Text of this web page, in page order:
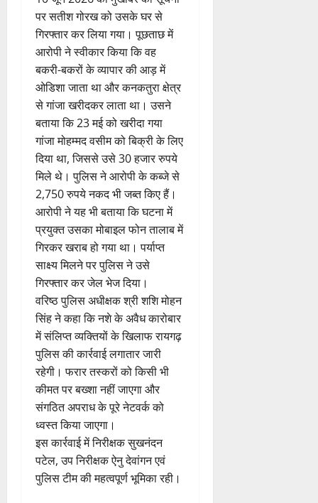
पर सतीश गोरख को उसके घर से
गिरफ्तार कर लिया गया। पूछताछ में
आरोपी ने स्वीकार किया कि वह
बकरी-बकरों के व्यापार की आड़ में
ओडिशा जाता था और कनकतुरा क्षेत्र
से गांजा खरीदकर लाता था। उसने
बताया कि 23 मई को खरीदा गया
गांजा मोहम्मद वसीम को बिक्री के लिए
दिया था, जिससे उसे 30 हजार रुपये
मिले थे। पुलिस ने आरोपी के कब्जे से
2,750 रुपये नकद भी जब्त किए हैं।
आरोपी ने यह भी बताया कि घटना में
प्रयुक्त उसका मोबाइल फोन तालाब में
गिरकर खराब हो गया था। पर्याप्त
साक्ष्य मिलने पर पुलिस ने उसे
गिरफ्तार कर जेल भेज दिया।
वरिष्ठ पुलिस अधीक्षक श्री शशि मोहन
सिंह ने कहा कि नशे के अवैध कारोबार
में संलिप्त व्यक्तियों के खिलाफ रायगढ़
पुलिस की कार्रवाई लगातार जारी
रहेगी। फरार तस्करों को किसी भी
कीमत पर बख्शा नहीं जाएगा और
संगठित अपराध के पूरे नेटवर्क को
ध्वस्त किया जाएगा।
इस कार्रवाई में निरीक्षक सुखनंदन
पटेल, उप निरीक्षक ऐनु देवांगन एवं
पुलिस टीम की महत्वपूर्ण भूमिका रही।